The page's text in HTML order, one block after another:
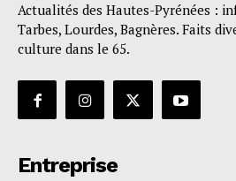
Actualités des Hautes-Pyrénées :
Tarbes, Lourdes, Bagnères. Faits
culture dans le 65.
Entreprise